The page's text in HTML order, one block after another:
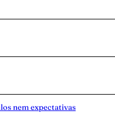
nem expectativas